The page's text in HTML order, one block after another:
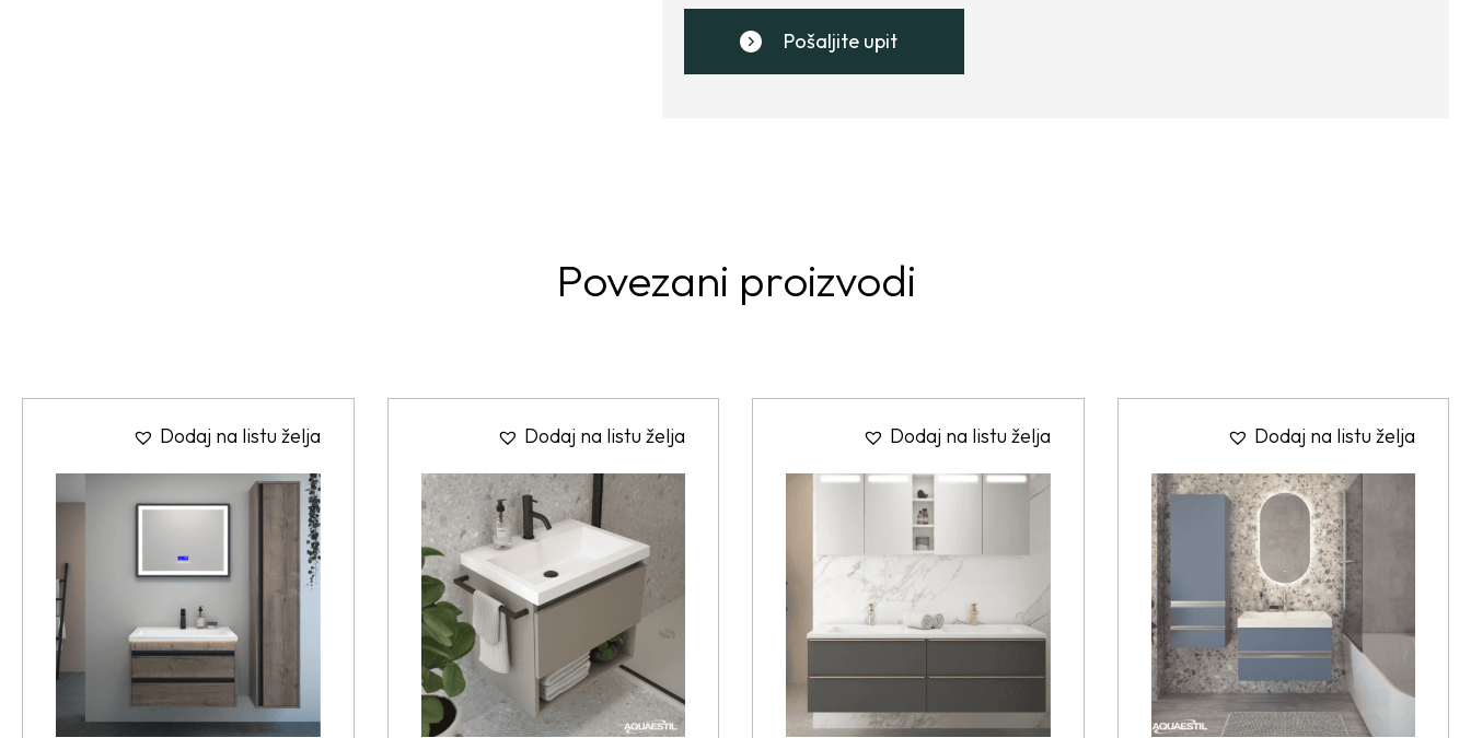
Pošaljite upit
Povezani proizvodi
Dodaj na listu želja Dodaj na listu želja Dodaj na listu želja Dodaj na listu želja